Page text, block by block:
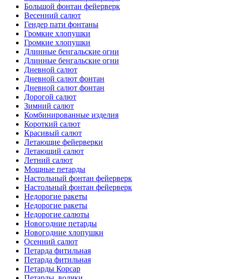
Большой фонтан фейерверк
Весенний салют
Гендер пати фонтаны
Громкие хлопушки
Громкие хлопушки
Длинные бенгальские огни
Длинные бенгальские огни
Дневной салют
Дневной салют фонтан
Дневной салют фонтан
Дорогой салют
Зимний салют
Комбинированные изделия
Короткий салют
Красивый салют
Летающие фейерверки
Летающий салют
Летний салют
Мощные петарды
Настольный фонтан фейерверк
Настольный фонтан фейерверк
Недорогие ракеты
Недорогие ракеты
Недорогие салюты
Новогодние петарды
Новогодние хлопушки
Осенний салют
Петарда фитильная
Петарда фитильная
Петарды Корсар